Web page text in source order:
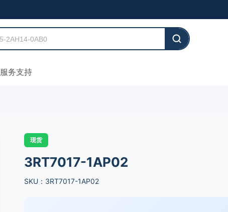
服务支持
现货
3RT7017-1AP02
SKU：3RT7017-1AP02